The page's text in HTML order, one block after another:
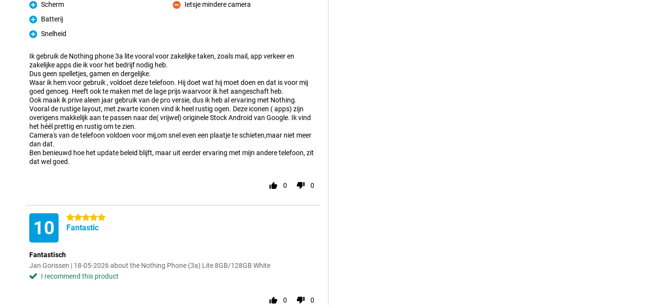
Pro
Scherm
Pro
Batterij
Pro
Snelheid
Con
Ietsje mindere camera
Ik gebruik de Nothing phone 3a lite vooral voor zakelijke taken, zoals mail, app verkeer en
zakelijke apps die ik voor het bedrijf nodig heb.
Dus geen spelletjes, gamen en dergelijke.
Waar ik hem voor gebruik , voldoet deze telefoon. Hij doet wat hij moet doen en dat is voor mij
goed genoeg. Heeft ook te maken met de lage prijs waarvoor ik het aangeschaft heb.
Ook maak ik prive aleen jaar gebruik van de pro versie, dus ik heb al ervaring met Nothing.
Vooral de rustige layout, met zwarte iconen vind ik heel rustig ogen. Deze iconen ( apps) zijn
overigens makkelijk aan te passen naar de( vrijwel) originele Stock Android van Google. Ik vind
het héél prettig en rustig om te zien.
Camera's van de telefoon voldoen voor mij,om snel even een plaatje te schieten,maar niet meer
dan dat.
Ben benieuwd hoe het update beleid blijft, maar uit eerder ervaring met mijn andere telefoon, zit
dat wel goed.
0 0
10 5 stars
Fantastic
Fantastisch
Jan Gorissen | 18-05-2026 about the Nothing Phone (3a) Lite 8GB/128GB White
I recommend this product
0 0